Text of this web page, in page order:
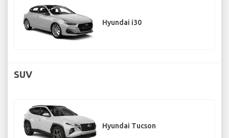
Hyundai i30
SUV
Hyundai Tucson